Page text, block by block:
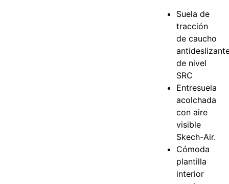
Suela de
tracción
de caucho
de nivel
SRC
Entresuela
acolchada
con aire
visible
Skech-Air.
Cómoda
plantilla
interior